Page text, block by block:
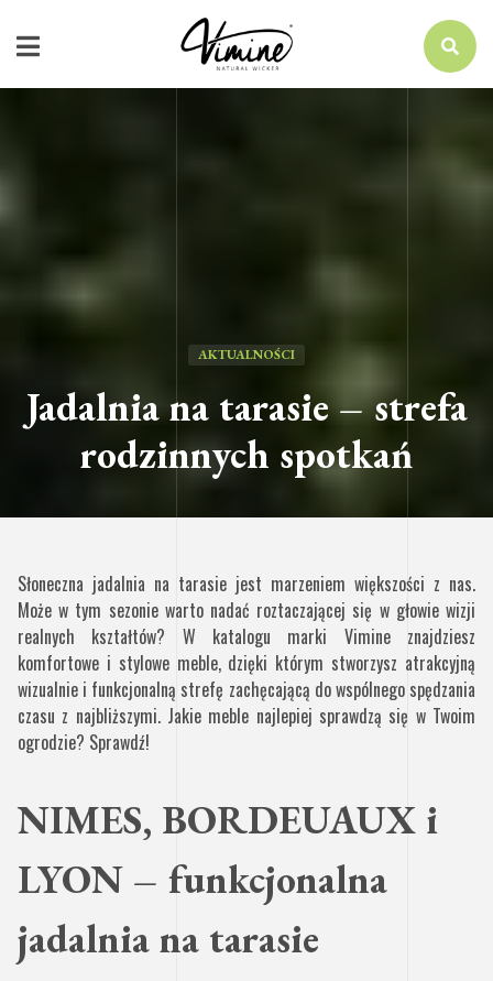
AKTUALNOŚCI
Jadalnia na tarasie – strefa
rodzinnych spotkań
Słoneczna jadalnia na tarasie jest marzeniem większości z nas.
Może w tym sezonie warto nadać roztaczającej się w głowie wizji
realnych kształtów? W katalogu marki Vimine znajdziesz
komfortowe i stylowe meble, dzięki którym stworzysz atrakcyjną
wizualnie i funkcjonalną strefę zachęcającą do wspólnego spędzania
czasu z najbliższymi. Jakie meble najlepiej sprawdzą się w Twoim
ogrodzie? Sprawdź!
NIMES, BORDEUAUX i
LYON – funkcjonalna
jadalnia na tarasie